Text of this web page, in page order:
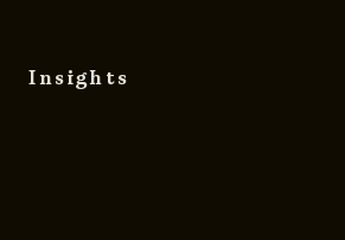
Insights